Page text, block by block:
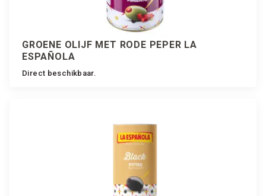
GROENE OLIJF MET RODE PEPER LA
ESPAÑOLA
Direct beschikbaar.